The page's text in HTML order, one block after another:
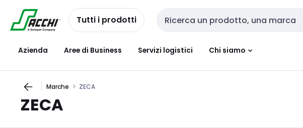
navigazione
Salta al
contenutoTutti i prodotti Cerca input
Azienda Aree di Business Servizi logistici Chi siamo
Marche ZECA
ZECA